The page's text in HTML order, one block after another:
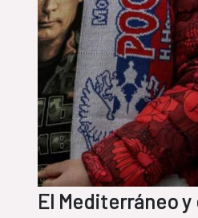
El Mediterráneo y